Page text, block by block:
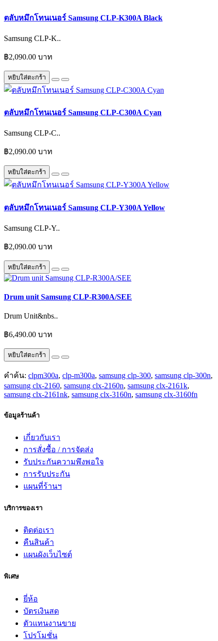
ตลับหมึกโทนเนอร์ Samsung CLP-K300A Black
Samsung CLP-K..
฿2,090.00 บาท
หยิบใส่ตะกร้า
ตลับหมึกโทนเนอร์ Samsung CLP-C300A Cyan
Samsung CLP-C..
฿2,090.00 บาท
หยิบใส่ตะกร้า
ตลับหมึกโทนเนอร์ Samsung CLP-Y300A Yellow
Samsung CLP-Y..
฿2,090.00 บาท
หยิบใส่ตะกร้า
Drum unit Samsung CLP-R300A/SEE
Drum Unit&nbs..
฿6,490.00 บาท
หยิบใส่ตะกร้า
คำค้น: clpm300a, clp-m300a, samsung clp-300, samsung clp-300n,
samsung clx-2160, samsung clx-2160n, samsung clx-2161k,
samsung clx-2161nk, samsung clx-3160n, samsung clx-3160fn
ข้อมูลร้านค้า
เกี่ยวกับเรา
การสั่งซื้อ / การจัดส่ง
รับประกันความพึงพอใจ
การรับประกัน
แผนที่ร้านฯ
บริการของเรา
ติดต่อเรา
คืนสินค้า
แผนผังเว็บไซต์
พิเศษ
ยี่ห้อ
บัตรเงินสด
ตัวแทนงานขาย
โปรโมชั่น